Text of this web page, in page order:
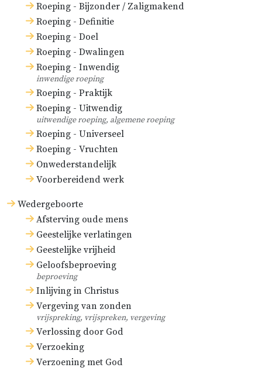
Roeping - Bijzonder / Zaligmakend
Roeping - Definitie
Roeping - Doel
Roeping - Dwalingen
Roeping - Inwendig
inwendige roeping
Roeping - Praktijk
Roeping - Uitwendig
uitwendige roeping, algemene roeping
Roeping - Universeel
Roeping - Vruchten
Onwederstandelijk
Voorbereidend werk
Wedergeboorte
Afsterving oude mens
Geestelijke verlatingen
Geestelijke vrijheid
Geloofsbeproeving
beproeving
Inlijving in Christus
Vergeving van zonden
vrijspreking, vrijspreken, vergeving
Verlossing door God
Verzoeking
Verzoening met God